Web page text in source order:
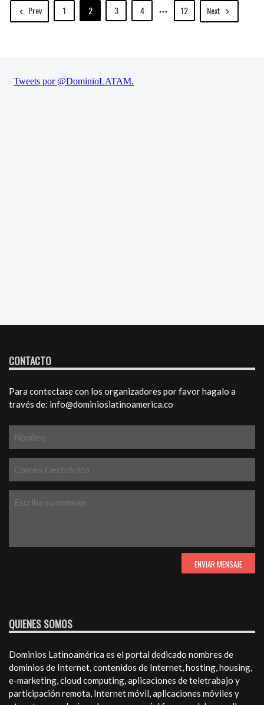
Prev 1 2 3 4 12 Next
CONTACTO
Para contectase con los organizadores por favor hagalo a
través de: info@dominioslatinoamerica.co
QUIENES SOMOS
Dominios Latinoamérica es el portal dedicado nombres de
dominios de Internet, contenidos de Internet, hosting, housing,
e-marketing, cloud computing, aplicaciones de teletrabajo y
participación remota, Internet móvil, aplicaciones móviles y